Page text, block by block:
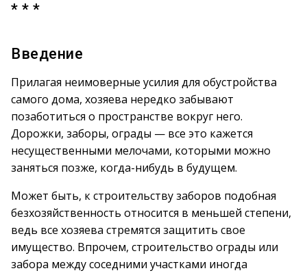
* * *
Введение
Прилагая неимоверные усилия для обустройства
самого дома, хозяева нередко забывают
позаботиться о пространстве вокруг него.
Дорожки, заборы, ограды — все это кажется
несущественными мелочами, которыми можно
заняться позже, когда-нибудь в будущем.
Может быть, к строительству заборов подобная
безхозяйственность относится в меньшей степени,
ведь все хозяева стремятся защитить свое
имущество. Впрочем, строительство ограды или
забора между соседними участками иногда